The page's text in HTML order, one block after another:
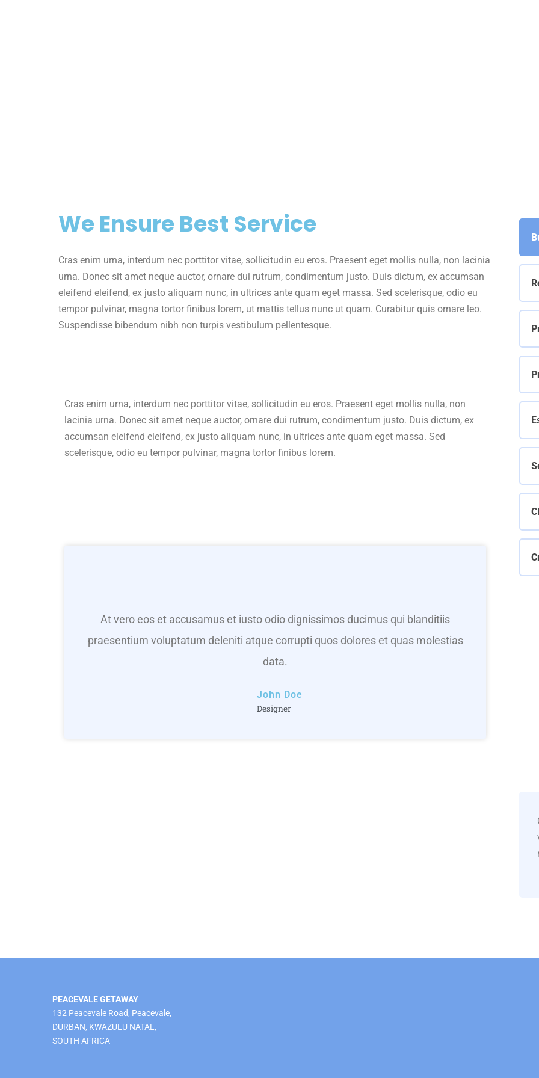
We Ensure Best Service
Cras enim urna, interdum nec porttitor vitae, sollicitudin eu eros. Praesent eget mollis nulla, non lacinia
urna. Donec sit amet neque auctor, ornare dui rutrum, condimentum justo. Duis dictum, ex accumsan
eleifend eleifend, ex justo aliquam nunc, in ultrices ante quam eget massa. Sed scelerisque, odio eu
tempor pulvinar, magna tortor finibus lorem, ut mattis tellus nunc ut quam. Curabitur quis ornare leo.
Suspendisse bibendum nibh non turpis vestibulum pellentesque.
Cras enim urna, interdum nec porttitor vitae, sollicitudin eu eros. Praesent eget mollis nulla, non
lacinia urna. Donec sit amet neque auctor, ornare dui rutrum, condimentum justo. Duis dictum, ex
accumsan eleifend eleifend, ex justo aliquam nunc, in ultrices ante quam eget massa. Sed
scelerisque, odio eu tempor pulvinar, magna tortor finibus lorem.
At vero eos et accusamus et iusto odio dignissimos ducimus qui blanditiis
praesentium voluptatum deleniti atque corrupti quos dolores et quas molestias
data.
John Doe
Designer
PEACEVALE GETAWAY
132 Peacevale Road, Peacevale,
DURBAN, KWAZULU NATAL,
SOUTH AFRICA